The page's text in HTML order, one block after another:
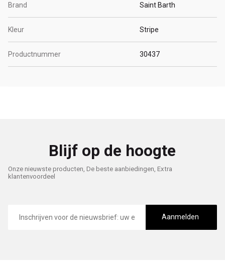
Brand Saint Barth
Kleur Stripe
Productnummer 30437
Blijf op de hoogte
Onze nieuwste producten, De beste aanbiedingen, Extra
klantenvoordeel
mailadres
Aanmelden